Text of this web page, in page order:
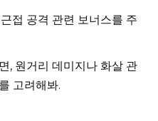
접 공격 관련 보너스를 주
, 원거리 데미지나 화살 관
고려해봐.